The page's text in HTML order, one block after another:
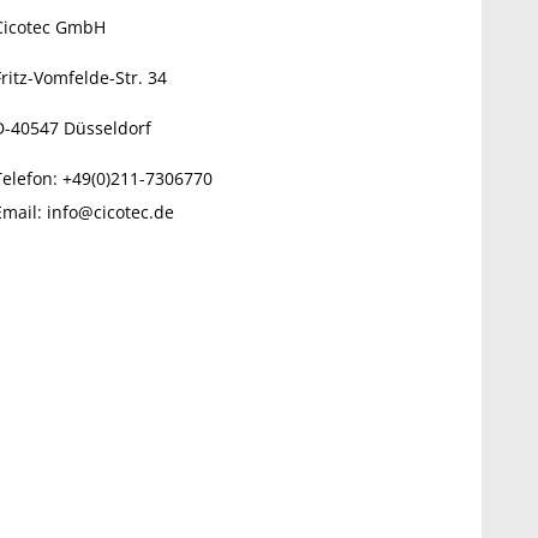
GmbH
Vomfelde-Str. 34
40547 Düsseldorf
+49(0)211-7306770
info@cicotec.de